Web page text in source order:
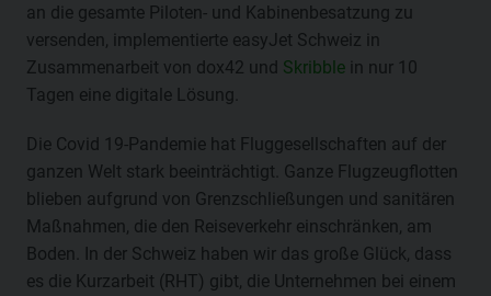
an die gesamte Piloten- und Kabinenbesatzung zu
versenden, implementierte easyJet Schweiz in
Zusammenarbeit von dox42 und Skribble in nur 10
Tagen eine digitale Lösung.
Die Covid 19-Pandemie hat Fluggesellschaften auf der
ganzen Welt stark beeinträchtigt. Ganze Flugzeugflotten
blieben aufgrund von Grenzschließungen und sanitären
Maßnahmen, die den Reiseverkehr einschränken, am
Boden. In der Schweiz haben wir das große Glück, dass
es die Kurzarbeit (RHT) gibt, die Unternehmen bei einem